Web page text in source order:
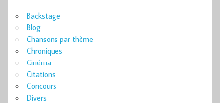
Backstage
Blog
Chansons par thème
Chroniques
Cinéma
Citations
Concours
Divers